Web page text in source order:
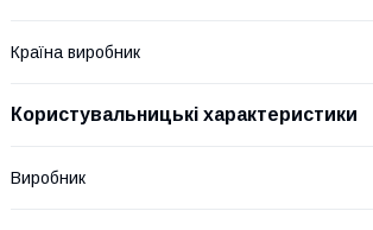
Країна виробник
Користувальницькі характеристики
Виробник